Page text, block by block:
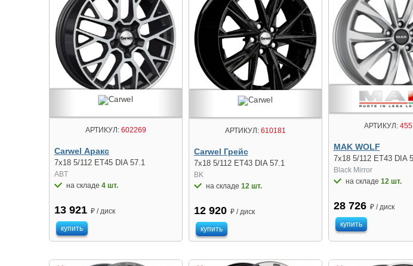
АРТИКУЛ:602269
Carwel Аракс
7x18 5/112 ET45 DIA 57.1
ABT
на складе 4 шт.
13 921 ₽ / диск
купить
АРТИКУЛ:610181
Carwel Грейс
7x18 5/112 ET43 DIA 57.1
BK
на складе 12 шт.
12 920 ₽ / диск
купить
АРТИКУЛ:
MAK WOLF
7x18 5/112 ET43 DIA
Black Mirror
на складе 12 шт.
28 726 ₽ / диск
купить